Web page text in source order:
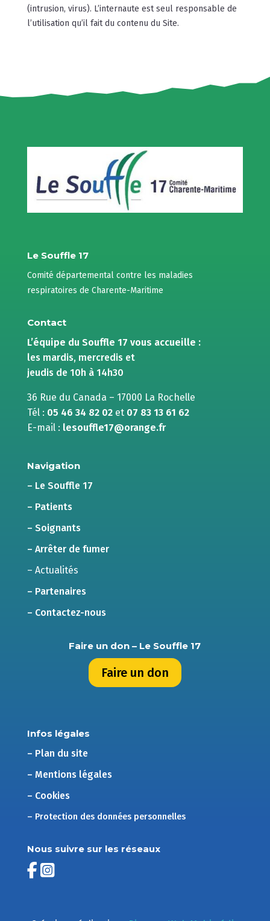
(intrusion, virus). L’internaute est seul responsable de
l’utilisation qu’il fait du contenu du Site.
Le Souffle 17
Comité départemental contre les maladies
respiratoires de Charente-Maritime
Contact
L’équipe du Souffle 17 vous accueille :
les mardis, mercredis et
jeudis de 10h à 14h30
36 Rue du Canada – 17000 La Rochelle
Tél : 05 46 34 82 02et 07 83 13 61 62
E-mail : lesouffle17@orange.fr
Navigation
– Le Souffle 17
– Patients
– Soignants
– Arrêter de fumer
– Actualités
– Partenaires
– Contactez-nous
Faire un don – Le Souffle 17
Faire un don
Infos légales
– Plan du site
– Mentions légales
– Cookies
– Protection des données personnelles
Nous suivre sur les réseaux